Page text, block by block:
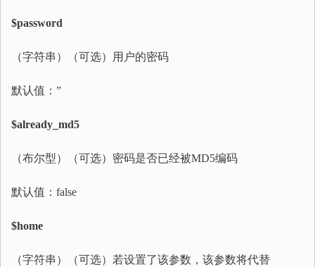
$password
（字符串）（可选）用户的密码
默认值：”
$already_md5
（布尔型）（可选）密码是否已经被MD5编码
默认值：false
$home
（字符串）（可选）若设置了该参数，该参数将代替